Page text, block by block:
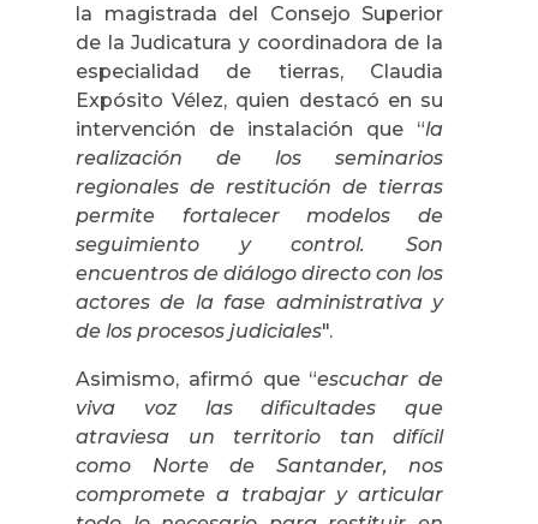
la magistrada del Consejo Superior
de la Judicatura y coordinadora de la
especialidad de tierras, Claudia
Expósito Vélez, quien destacó en su
intervención de instalación que “la
realización de los seminarios
regionales de restitución de tierras
permite fortalecer modelos de
seguimiento y control. Son
encuentros de diálogo directo con los
actores de la fase administrativa y
de los procesos judiciales".
Asimismo, afirmó que “escuchar de
viva voz las dificultades que
atraviesa un territorio tan difícil
como Norte de Santander, nos
compromete a trabajar y articular